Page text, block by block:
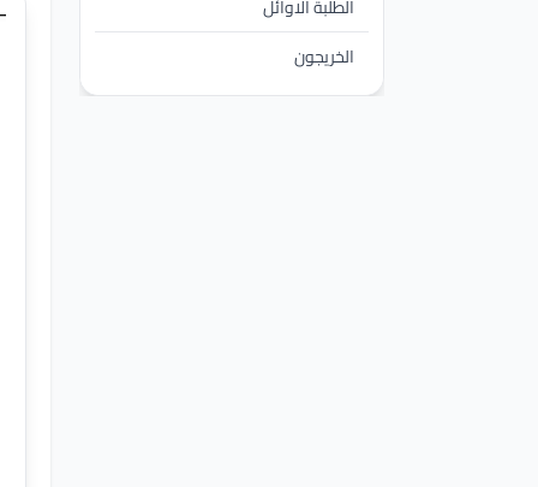
الطلبة الاوائل
الخريجون